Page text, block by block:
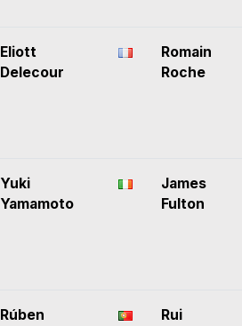
Eliott
Delecour
Romain
Roche
Yuki
Yamamoto
James
Fulton
Rúben
Rui